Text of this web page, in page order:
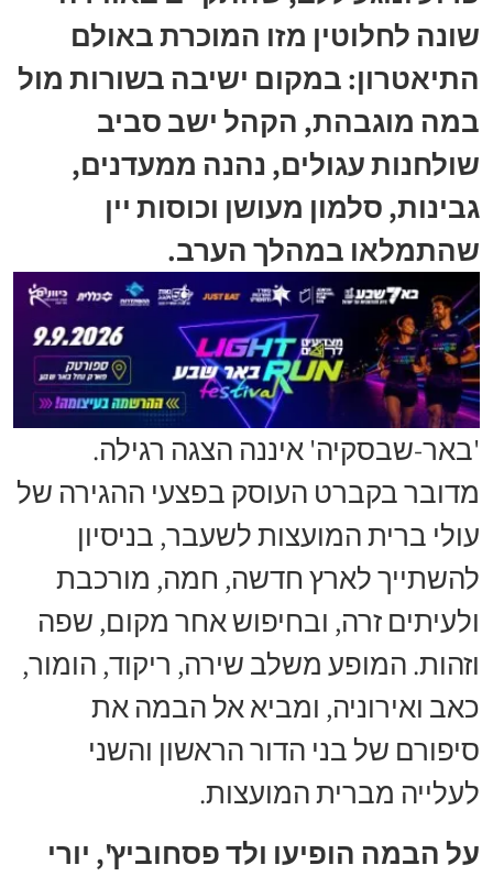
שונה לחלוטין מזו המוכרת באולם
התיאטרון: במקום ישיבה בשורות מול
במה מוגבהת, הקהל ישב סביב
שולחנות עגולים, נהנה ממעדנים,
גבינות, סלמון מעושן וכוסות יין
שהתמלאו במהלך הערב.
'באר-שבסקיה' איננה הצגה רגילה.
מדובר בקברט העוסק בפצעי ההגירה של
עולי ברית המועצות לשעבר, בניסיון
להשתייך לארץ חדשה, חמה, מורכבת
ולעיתים זרה, ובחיפוש אחר מקום, שפה
וזהות. המופע משלב שירה, ריקוד, הומור,
כאב ואירוניה, ומביא אל הבמה את
סיפורם של בני הדור הראשון והשני
לעלייה מברית המועצות.
על הבמה הופיעו ולד פסחוביץ', יורי